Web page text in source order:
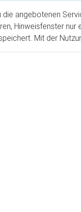
&
angebotenen
Hinweisfenster
Mit der